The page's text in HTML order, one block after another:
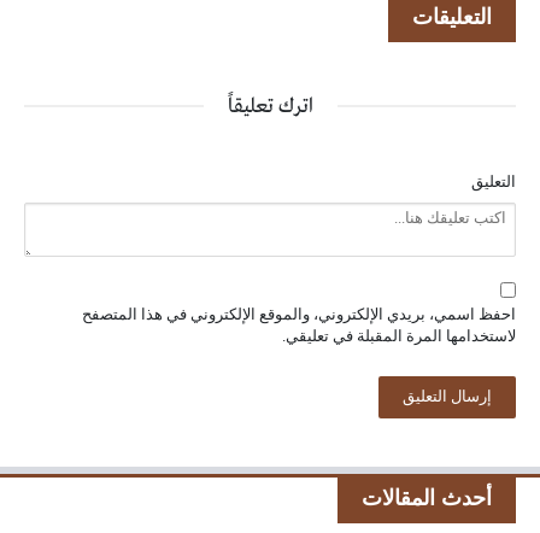
التعليقات
اترك تعليقاً
التعليق
احفظ اسمي، بريدي الإلكتروني، والموقع الإلكتروني في هذا المتصفح
لاستخدامها المرة المقبلة في تعليقي.
أحدث المقالات